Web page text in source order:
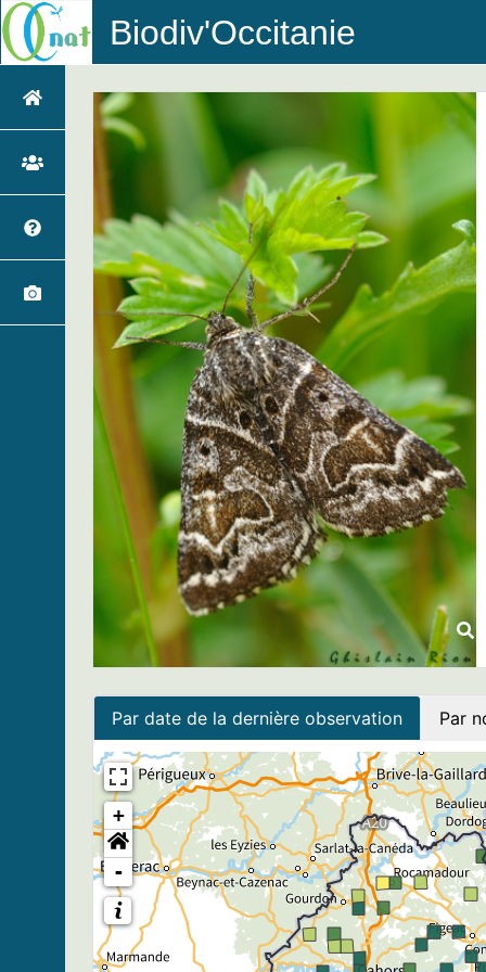
Biodiv'Occitanie
Par date de la dernière observation Par
+
-